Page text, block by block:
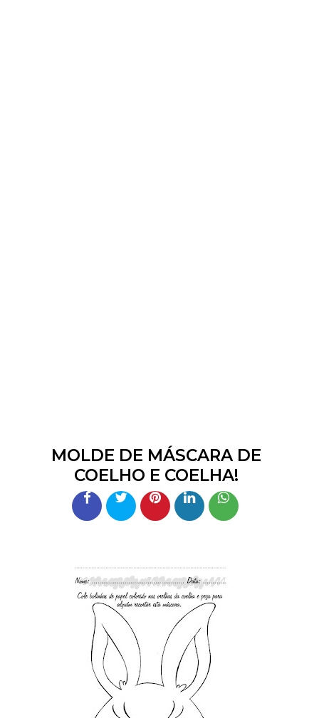
MOLDE DE MÁSCARA DE
COELHO E COELHA!